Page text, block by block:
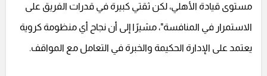
مستوى قيادة الأهلي، لكن ثقتي كبيرة في قدرات الفريق على
الاستمرار في المنافسة"، مشيرًا إلى أن نجاح أي منظومة كروية
يعتمد على الإدارة الحكيمة والخبرة في التعامل مع المواقف.